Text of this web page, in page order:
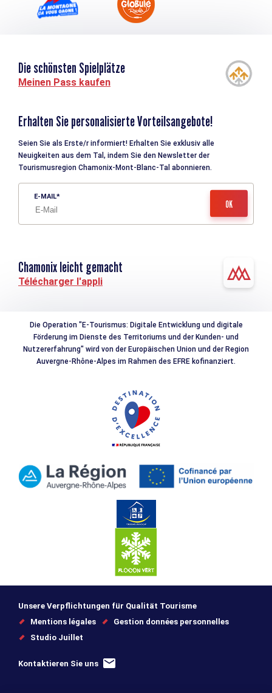
Die schönsten Spielplätze
Meinen Pass kaufen
Erhalten Sie personalisierte Vorteilsangebote!
Seien Sie als Erste/r informiert! Erhalten Sie exklusiv alle
Neuigkeiten aus dem Tal, indem Sie den Newsletter der
Tourismusregion Chamonix-Mont-Blanc-Tal abonnieren.
E-MAIL
Chamonix leicht gemacht
Télécharger l'appli
Die Operation "E-Tourismus: Digitale Entwicklung und digitale
Förderung im Dienste des Territoriums und der Kunden- und
Nutzererfahrung" wird von der Europäischen Union und der Region
Auvergne-Rhône-Alpes im Rahmen des EFRE kofinanziert.
Unsere Verpflichtungen für Qualität Tourisme
Mentions légales
Gestion données personnelles
Studio Juillet
Kontaktieren Sie uns